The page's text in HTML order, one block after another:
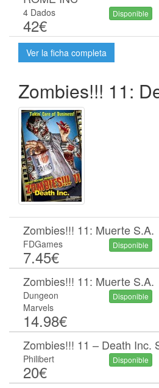
4 Dados
42€
Disponible
Ver la ficha completa
Zombies!!! 11:
Zombies!!! 11: Muerte S.A.
FDGames
7.45€
Disponible
Zombies!!! 11: Muerte S.A.
Dungeon
Marvels
14.98€
Disponible
Zombies!!! 11 – Death Inc.
Philibert
20€
Disponible